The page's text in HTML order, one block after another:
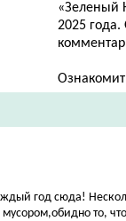
«Зеленый
2025
год сюда!
мусором,обидно то,